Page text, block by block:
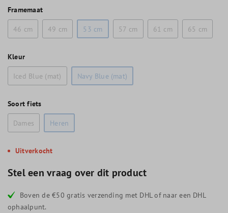
Framemaat
46 cm
49 cm 53 cm 57 cm 61 cm 65 cm
Kleur
Iced Blue (mat)
Navy Blue (mat)
Soort fiets
Dames
Heren
Uitverkocht
Stel een vraag over dit product
Boven de €50 gratis verzending met DHL of naar een DHL
ophaalpunt.